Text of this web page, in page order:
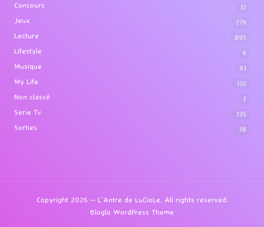
Concours 12
Jeux 279
Lecture 895
Lifestyle 4
Musique 91
My Life 110
Non classé 1
Serie Tv 335
Sorties 38
Copyright 2026 — L'Antre de LuCioLe. All rights reserved.
Bloglo WordPress Theme